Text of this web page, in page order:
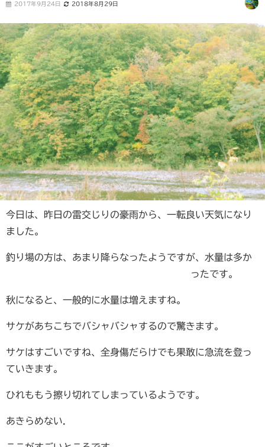
2017年9月24日 2018年8月29日
今日は、昨日の雷交じりの豪雨から、一転良い天気になり
ました。
釣り場の方は、あまり降らなったようですが、水量は多か
ったです。
秋になると、一般的に水量は増えますね。
サケがあちこちでバシャバシャするので驚きます。
サケはすごいですね、全身傷だらけでも果敢に急流を登っ
ていきます。
ひれももう擦り切れてしまっているようです。
あきらめない.